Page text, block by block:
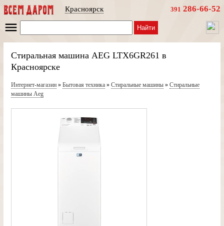
Красноярск 391 286-66-52
Найти
Стиральная машина AEG LTX6GR261 в
Красноярске
Интернет-магазин» Бытовая техника» Стиральные машины» Стиральные
машины Aeg